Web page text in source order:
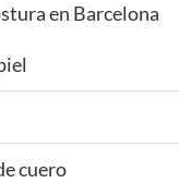
en Barcelona
cuero